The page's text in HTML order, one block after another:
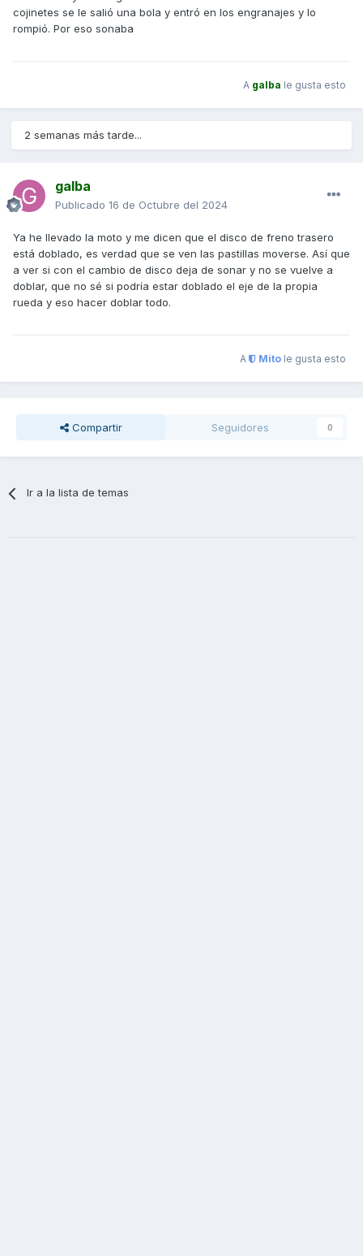
cojinetes se le salió una bola y entró en los engranajes y lo
rompió. Por eso sonaba
A galba le gusta esto
2 semanas más tarde...
galba
Publicado 16 de Octubre del 2024
Ya he llevado la moto y me dicen que el disco de freno trasero
está doblado, es verdad que se ven las pastillas moverse. Así que
a ver si con el cambio de disco deja de sonar y no se vuelve a
doblar, que no sé si podría estar doblado el eje de la propia
rueda y eso hacer doblar todo.
A Mito le gusta esto
Compartir Seguidores 0
Ir a la lista de temas